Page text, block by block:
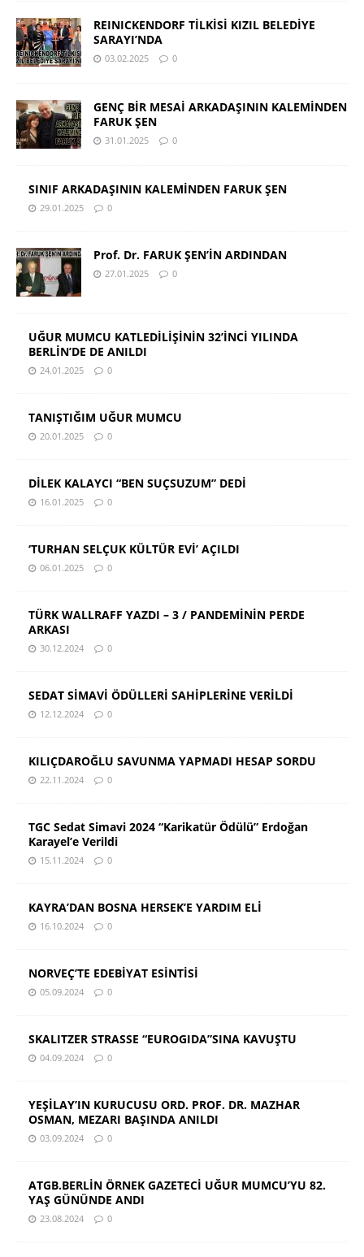
REINICKENDORF TİLKİSİ KIZIL BELEDİYE
SARAYI’NDA
03.02.2025 0
GENÇ BİR MESAİ ARKADAŞININ KALEMİNDEN
FARUK ŞEN
31.01.2025 0
SINIF ARKADAŞININ KALEMİNDEN FARUK ŞEN
29.01.2025 0
Prof. Dr. FARUK ŞEN’İN ARDINDAN
27.01.2025 0
UĞUR MUMCU KATLEDİLİŞİNİN 32’İNCİ YILINDA
BERLİN’DE DE ANILDI
24.01.2025 0
TANIŞTIĞIM UĞUR MUMCU
20.01.2025 0
DİLEK KALAYCI “BEN SUÇSUZUM” DEDİ
16.01.2025 0
‘TURHAN SELÇUK KÜLTÜR EVİ’ AÇILDI
06.01.2025 0
TÜRK WALLRAFF YAZDI – 3 / PANDEMİNİN PERDE
ARKASI
30.12.2024 0
SEDAT SİMAVİ ÖDÜLLERİ SAHİPLERİNE VERİLDİ
12.12.2024 0
KILIÇDAROĞLU SAVUNMA YAPMADI HESAP SORDU
22.11.2024 0
TGC Sedat Simavi 2024 “Karikatür Ödülü” Erdoğan
Karayel’e Verildi
15.11.2024 0
KAYRA’DAN BOSNA HERSEK’E YARDIM ELİ
16.10.2024 0
NORVEÇ’TE EDEBİYAT ESİNTİSİ
05.09.2024 0
SKALITZER STRASSE “EUROGIDA”SINA KAVUŞTU
04.09.2024 0
YEŞİLAY’IN KURUCUSU ORD. PROF. DR. MAZHAR
OSMAN, MEZARI BAŞINDA ANILDI
03.09.2024 0
ATGB.BERLİN ÖRNEK GAZETECİ UĞUR MUMCU’YU 82.
YAŞ GÜNÜNDE ANDI
23.08.2024 0